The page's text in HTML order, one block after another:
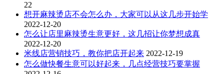
22
想开麻辣烫店不会怎么办，大家可以从这几步开始学
2022-12-20
怎么让店里麻辣烫生意更好，这几招让你梦想成真
2022-12-20
米线店营销技巧，教你把店开起来 2022-12-19
怎么做快餐生意可以好起来，几点经营技巧要掌握